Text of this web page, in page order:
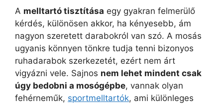
A melltartó tisztítása egy gyakran felmerülő
kérdés, különösen akkor, ha kényesebb, ám
nagyon szeretett darabokról van szó. A mosás
ugyanis könnyen tönkre tudja tenni bizonyos
ruhadarabok szerkezetét, ezért nem árt
vigyázni vele. Sajnos nem lehet mindent csak
úgy bedobni a mosógépbe, vannak olyan
fehérneműk, sportmelltartók, ami különleges